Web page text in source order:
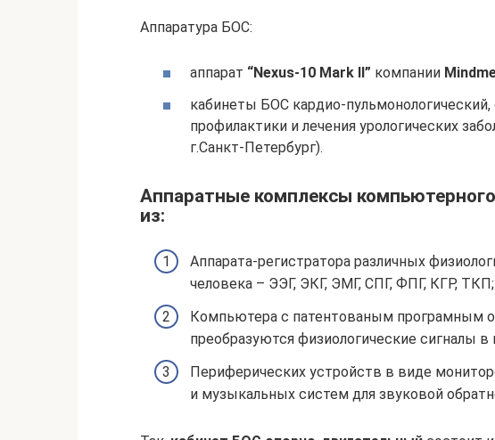
Аппаратура БОС:
аппарат “Nexus-10 Mark II” компании
кабинеты БОС кардио-
профилактики и лечения урологических
г.Санкт-Петербург).
Аппаратные комплексы
из:
Аппарата-регистратора различных
человека – ЭЭГ, ЭКГ, ЭМГ, СПГ, ФПГ, КГР, ТКП;
Компьютера с патентованым програмным
преобразуются физиологические сигналы
Периферических устройств в виде
и музыкальных систем для звуковой